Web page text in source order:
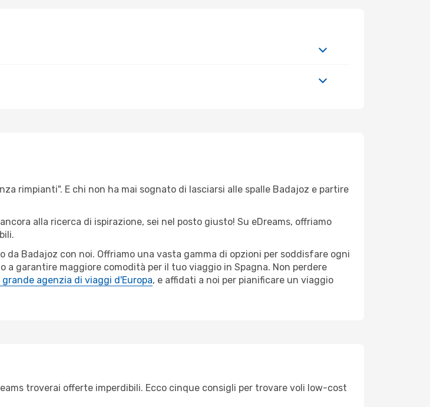
rimpianti". E chi non ha mai sognato di lasciarsi alle spalle Badajoz e partire
alla ricerca di ispirazione, sei nel posto giusto! Su eDreams, offriamo
Badajoz con noi. Offriamo una vasta gamma di opzioni per soddisfare ogni
garantire maggiore comodità per il tuo viaggio in Spagna. Non perdere
grande agenzia di viaggi d'Europa, e affidati a noi per pianificare un viaggio
troverai offerte imperdibili. Ecco cinque consigli per trovare voli low-cost